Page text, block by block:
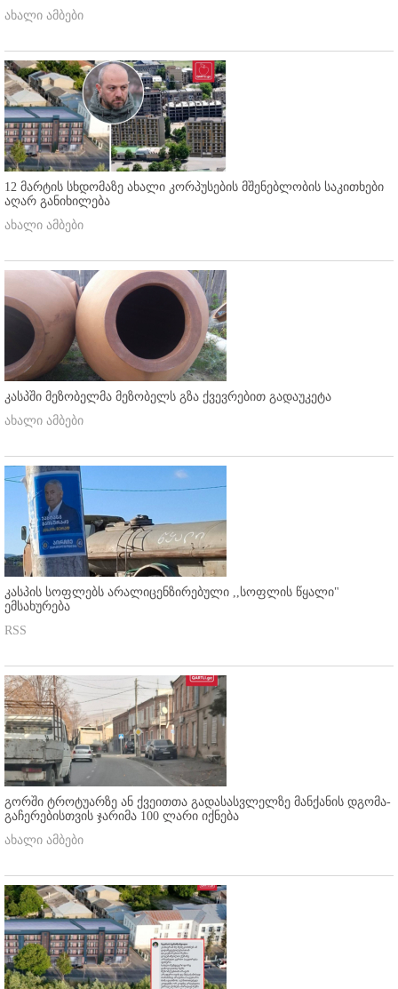
ახალი ამბები
12 მარტის სხდომაზე ახალი კორპუსების მშენებლობის საკითხები
აღარ განიხილება
ახალი ამბები
კასპში მეზობელმა მეზობელს გზა ქვევრებით გადაუკეტა
ახალი ამბები
კასპის სოფლებს არალიცენზირებული ,,სოფლის წყალი"
ემსახურება
RSS
გორში ტროტუარზე ან ქვეითთა გადასასვლელზე მანქანის დგომა-
გაჩერებისთვის ჯარიმა 100 ლარი იქნება
ახალი ამბები